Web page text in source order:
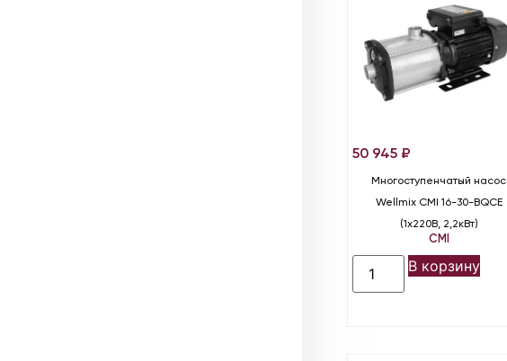
50 945 ₽
Многоступенчатый насос
Wellmix CMI 16-30-BQCE
(1х220В, 2,2кВт)
CMI
В корзину